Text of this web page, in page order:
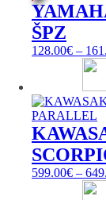
ŠPZ
128.00€ –
599.00€ –